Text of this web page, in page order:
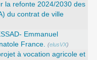
la refonte 2024/2030 des
du contrat de ville
Emmanuel
France. (elusVX)
à vocation agricole et